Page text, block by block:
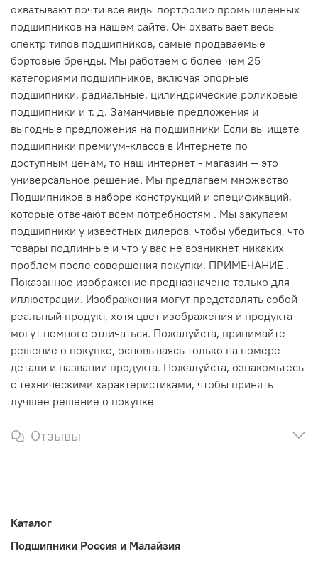
охватывают почти все виды портфолио промышленных
подшипников на нашем сайте. Он охватывает весь
спектр типов подшипников, самые продаваемые
бортовые бренды. Мы работаем с более чем 25
категориями подшипников, включая опорные
подшипники, радиальные, цилиндрические роликовые
подшипники и т. д. Заманчивые предложения и
выгодные предложения на подшипники Если вы ищете
подшипники премиум-класса в Интернете по
доступным ценам, то наш интернет - магазин — это
универсальное решение. Мы предлагаем множество
Подшипников в наборе конструкций и спецификаций,
которые отвечают всем потребностям . Мы закупаем
подшипники у известных дилеров, чтобы убедиться, что
товары подлинные и что у вас не возникнет никаких
проблем после совершения покупки. ПРИМЕЧАНИЕ .
Показанное изображение предназначено только для
иллюстрации. Изображения могут представлять собой
реальный продукт, хотя цвет изображения и продукта
могут немного отличаться. Пожалуйста, принимайте
решение о покупке, основываясь только на номере
детали и названии продукта. Пожалуйста, ознакомьтесь
с техническими характеристиками, чтобы принять
лучшее решение о покупке
Отзывы
Каталог
Подшипники Россия и Малайзия